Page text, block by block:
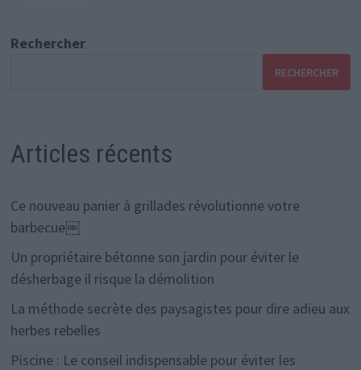
Rechercher
RECHERCHER
Articles récents
Ce nouveau panier à grillades révolutionne votre
barbecue￼
Un propriétaire bétonne son jardin pour éviter le
désherbage il risque la démolition
La méthode secrète des paysagistes pour dire adieu aux
herbes rebelles
Piscine : Le conseil indispensable pour éviter les